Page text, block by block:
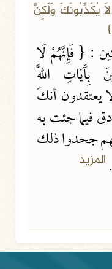
يُكَذِّبُونَكَ وَلَكِنَّ
: { فَإِنَّهُمْ لَا
بِآَيَاتِ اللَّهِ
يعتقدون أنك
فيما جئت به
جحدوا ذلك
المزيد